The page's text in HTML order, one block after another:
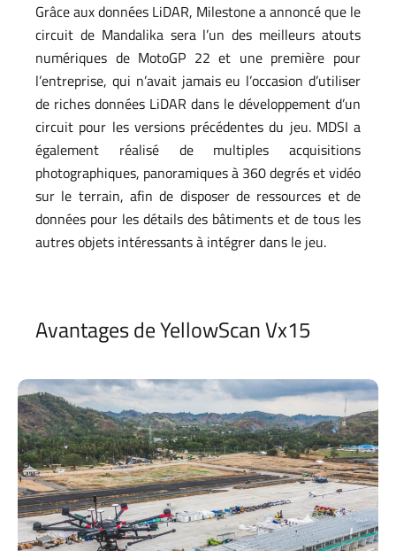
Grâce aux données LiDAR, Milestone a annoncé que le
circuit de Mandalika sera l’un des meilleurs atouts
numériques de MotoGP 22 et une première pour
l’entreprise, qui n’avait jamais eu l’occasion d’utiliser
de riches données LiDAR dans le développement d’un
circuit pour les versions précédentes du jeu. MDSI a
également réalisé de multiples acquisitions
photographiques, panoramiques à 360 degrés et vidéo
sur le terrain, afin de disposer de ressources et de
données pour les détails des bâtiments et de tous les
autres objets intéressants à intégrer dans le jeu.
Avantages de YellowScan Vx15